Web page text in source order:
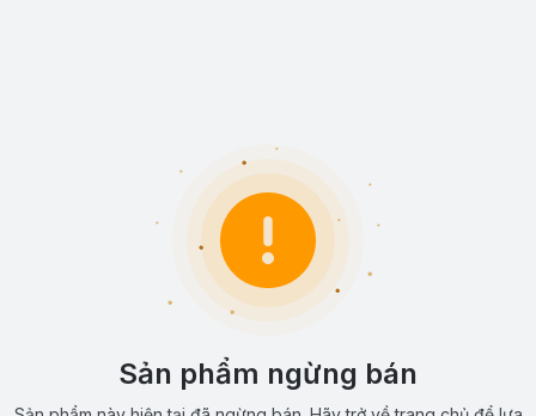
Sản phẩm ngừng bán